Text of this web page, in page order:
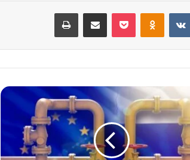
‏VKontakte
Odnoklassniki
‫Pocket مشاركة عبر البريد طباعة